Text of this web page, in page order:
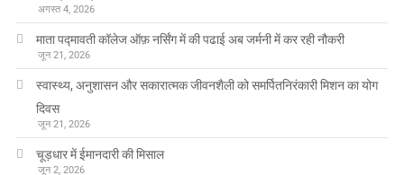
अगस्त 4, 2026
माता पद्मावती कॉलेज ऑफ़ नर्सिंग में की पढाई अब जर्मनी में कर रही नौकरी
जून 21, 2026
स्वास्थ्य, अनुशासन और सकारात्मक जीवनशैली को समर्पितनिरंकारी मिशन का योग
दिवस
जून 21, 2026
चूड़धार में ईमानदारी की मिसाल
जून 2, 2026